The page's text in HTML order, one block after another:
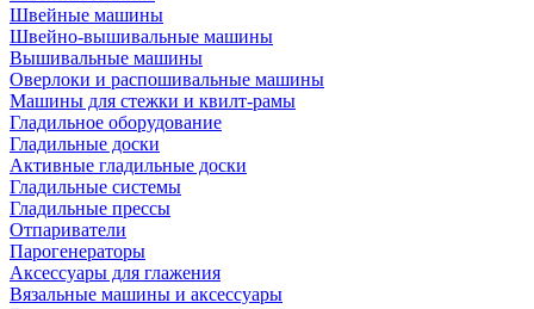
Швейные машины
Швейно-вышивальные машины
Вышивальные машины
Оверлоки и распошивальные машины
Машины для стежки и квилт-рамы
Гладильное оборудование
Гладильные доски
Активные гладильные доски
Гладильные системы
Гладильные прессы
Отпариватели
Парогенераторы
Аксессуары для глажения
Вязальные машины и аксессуары